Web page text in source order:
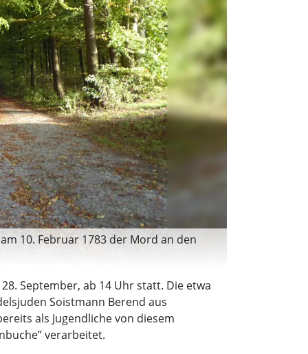
10. Februar 1783 der Mord an den
September, ab 14 Uhr statt. Die etwa
Soistmann Berend aus
als Jugendliche von diesem
verarbeitet.